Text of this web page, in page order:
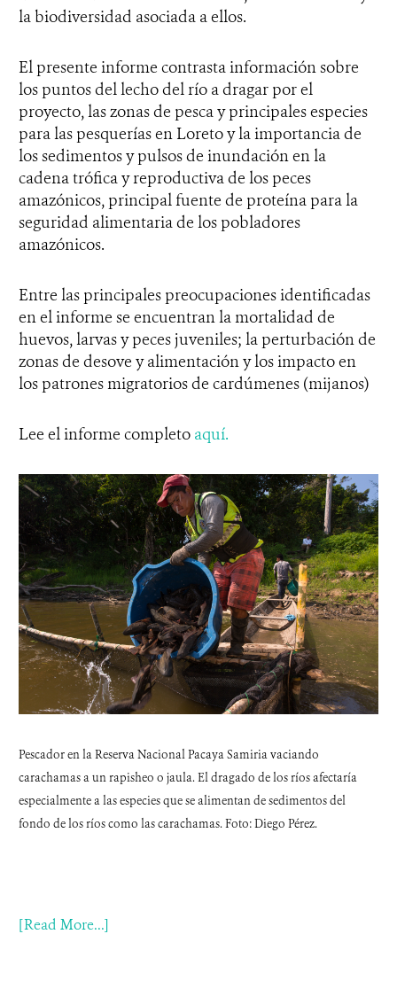
la biodiversidad asociada a ellos.
El presente informe contrasta información sobre
los puntos del lecho del río a dragar por el
proyecto, las zonas de pesca y principales especies
para las pesquerías en Loreto y la importancia de
los sedimentos y pulsos de inundación en la
cadena trófica y reproductiva de los peces
amazónicos, principal fuente de proteína para la
seguridad alimentaria de los pobladores
amazónicos.
Entre las principales preocupaciones identificadas
en el informe se encuentran la mortalidad de
huevos, larvas y peces juveniles; la perturbación de
zonas de desove y alimentación y los impacto en
los patrones migratorios de cardúmenes (mijanos)
Lee el informe completo aquí.
Pescador en la Reserva Nacional Pacaya Samiria vaciando
carachamas a un rapisheo o jaula. El dragado de los ríos afectaría
especialmente a las especies que se alimentan de sedimentos del
fondo de los ríos como las carachamas. Foto: Diego Pérez.
[Read More...]